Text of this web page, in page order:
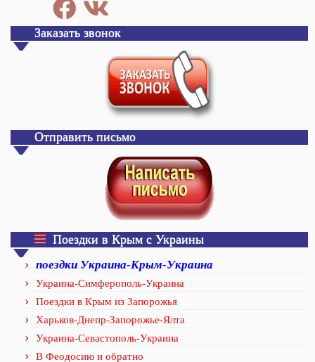
Заказать звонок
Отправить письмо
Поездки в Крым с Украины
поездки Украина-Крым-Украина
Украина-Симферополь-Украина
Поездки в Крым из Запорожья
Харьков-Днепр-Запорожье-Ялта
Украина-Севастополь-Украина
В Феодосию и обратно